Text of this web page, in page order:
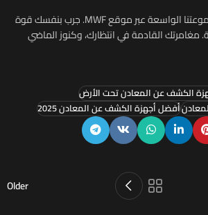
ندعوك لاستكشاف مجموعتنا الواسعة عبر موقع MWF. جرب بنفسك قوة
مغامرتك القادمة في انتظارك، وكنوز الماضي
الكشف عن المعادن تحت الأرض
أفضل أجهزة الكشف عن المعادن 2025
Older